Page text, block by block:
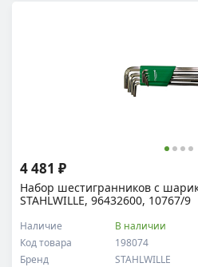
Набор шестигранников с
STAHLWILLE, 96432600, 10767/9
Код товара 198074
Наличие В наличии
Бренд STAHLWILLE
4 481 ₽